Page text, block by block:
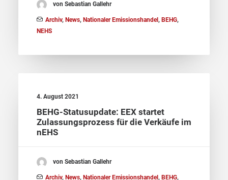
von Sebastian Gallehr
Archiv, News, Nationaler Emissionshandel, BEHG,
NEHS
4. August 2021
BEHG-Statusupdate: EEX startet
Zulassungsprozess für die Verkäufe im
nEHS
von Sebastian Gallehr
Archiv, News, Nationaler Emissionshandel, BEHG,